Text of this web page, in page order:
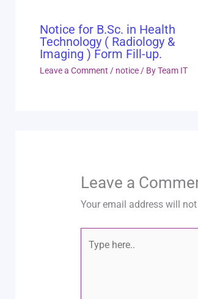
Notice for B.Sc. in Health
Technology ( Radiology &
Imaging ) Form Fill-up.
Leave a Comment / notice / ByTeam IT
Leave a
Your email address will
Type